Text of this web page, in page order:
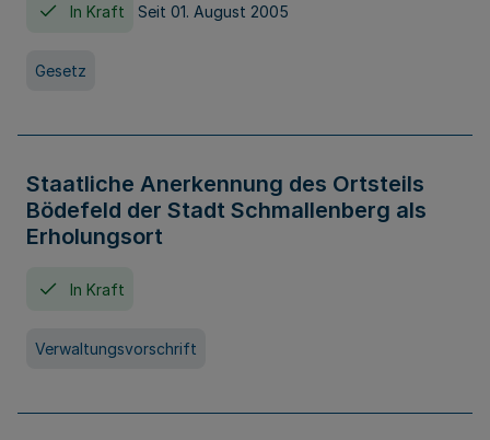
In Kraft Seit 01. August 2005
Gesetz
Staatliche Anerkennung des Ortsteils
Bödefeld der Stadt Schmallenberg als
Erholungsort
In Kraft
Verwaltungsvorschrift